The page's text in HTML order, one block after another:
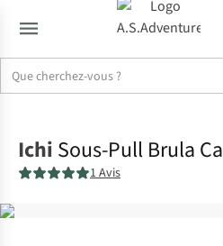
Ichi Sous-Pull Brula Ca
1 Avis